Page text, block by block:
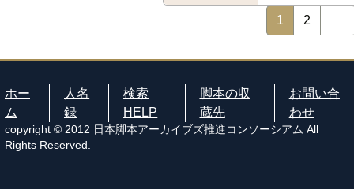
1 2
ホー
ム
人名
録
検索
HELP
脚本の収
蔵先
お問い合
わせ
copyright © 2012 日本脚本アーカイブズ推進コンソーシアム All
Rights Reserved.